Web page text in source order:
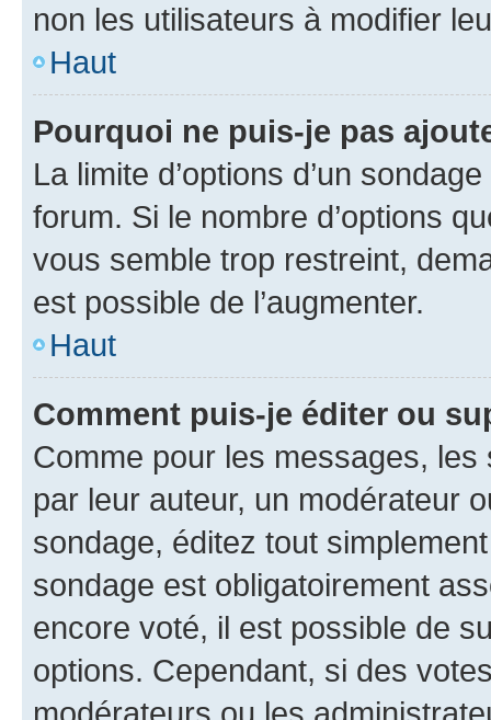
non les utilisateurs à modifier
Haut
Pourquoi ne puis-je pas
La limite d’options d’un
forum. Si le nombre d’options
vous semble trop restreint,
est possible de l’augmenter.
Haut
Comment puis-je éditer ou
Comme pour les messages,
par leur auteur, un modérateur
sondage, éditez tout
sondage est obligatoirement
encore voté, il est possible de
options. Cependant, si des